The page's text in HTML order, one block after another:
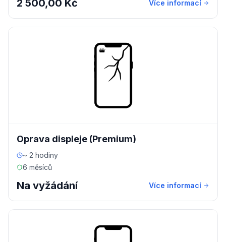
2 500,00 Kč Více informací
Oprava displeje (Premium)
~ 2 hodiny
6 měsíců
Na vyžádání Více informací